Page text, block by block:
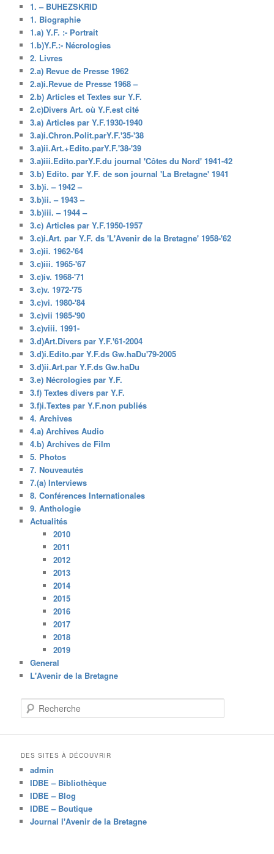
1. – BUHEZSKRID
1. Biographie
1.a) Y.F. :- Portrait
1.b)Y.F.:- Nécrologies
2. Livres
2.a) Revue de Presse 1962
2.a)i.Revue de Presse 1968 –
2.b) Articles et Textes sur Y.F.
2.c)Divers Art. où Y.F.est cité
3.a) Articles par Y.F.1930-1940
3.a)i.Chron.Polit.parY.F.'35-'38
3.a)ii.Art.+Edito.parY.F.'38-'39
3.a)iii.Edito.parY.F.du journal 'Côtes du Nord' 1941-42
3.b) Edito. par Y.F. de son journal 'La Bretagne' 1941
3.b)i. – 1942 –
3.b)ii. – 1943 –
3.b)iii. – 1944 –
3.c) Articles par Y.F.1950-1957
3.c)i.Art. par Y.F. ds 'L'Avenir de la Bretagne' 1958-'62
3.c)ii. 1962-'64
3.c)iii. 1965-'67
3.c)iv. 1968-'71
3.c)v. 1972-'75
3.c)vi. 1980-'84
3.c)vii 1985-'90
3.c)viii. 1991-
3.d)Art.Divers par Y.F.'61-2004
3.d)i.Edito.par Y.F.ds Gw.haDu'79-2005
3.d)ii.Art.par Y.F.ds Gw.haDu
3.e) Nécrologies par Y.F.
3.f) Textes divers par Y.F.
3.f)i.Textes par Y.F.non publiés
4. Archives
4.a) Archives Audio
4.b) Archives de Film
5. Photos
7. Nouveautés
7.(a) Interviews
8. Conférences Internationales
9. Anthologie
Actualités
2010
2011
2012
2013
2014
2015
2016
2017
2018
2019
General
L'Avenir de la Bretagne
e
e
c
h
e
DES SITES À DÉCOUVRIR
admin
IDBE – Bibliothèque
IDBE – Blog
IDBE – Boutique
Journal l'Avenir de la Bretagne